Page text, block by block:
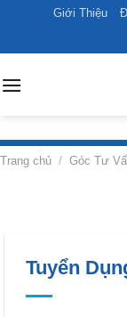
content
Giới Thiệu
Trang chủ / Góc Tư
Tuyển